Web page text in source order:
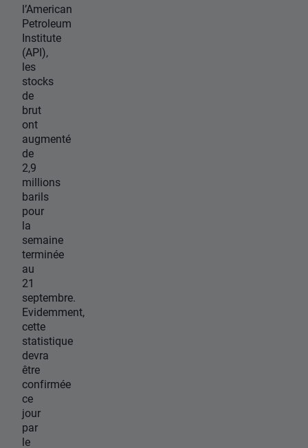
l’American
Petroleum
Institute
(API),
les
stocks
de
brut
ont
augmenté
de
2,9
millions
barils
pour
la
semaine
terminée
au
21
septembre.
Evidemment,
cette
statistique
devra
être
confirmée
ce
jour
par
le